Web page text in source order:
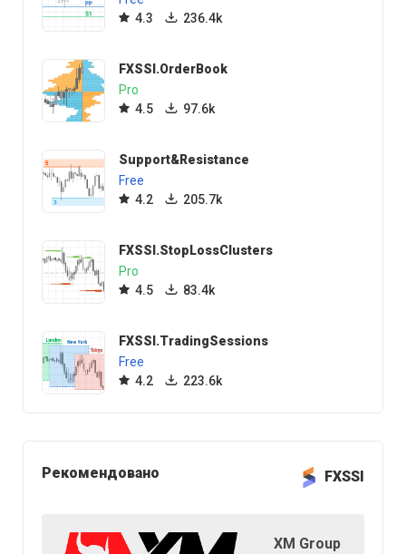
4.3
236.4k
FXSSI.OrderBook
Pro
4.5
97.6k
Support&Resistance
Free
4.2
205.7k
FXSSI.StopLossClusters
Pro
4.5
83.4k
FXSSI.TradingSessions
Free
4.2
223.6k
Рекомендовано FXSSI
XM Group